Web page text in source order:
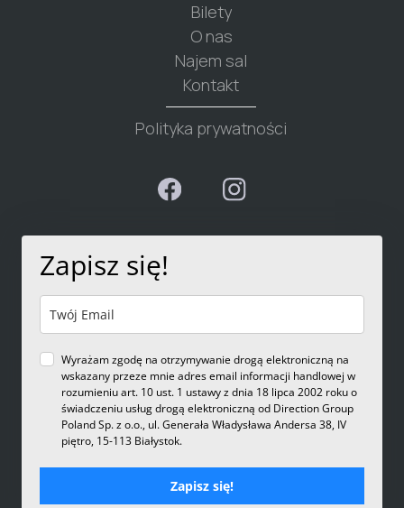
Bilety
O nas
Najem sal
Kontakt
Polityka prywatności
Zapisz się!
Wyrażam zgodę na otrzymywanie drogą elektroniczną na
wskazany przeze mnie adres email informacji handlowej w
rozumieniu art. 10 ust. 1 ustawy z dnia 18 lipca 2002 roku o
świadczeniu usług drogą elektroniczną od Direction Group
Poland Sp. z o.o., ul. Generała Władysława Andersa 38, IV
piętro, 15-113 Białystok.
Zapisz się!